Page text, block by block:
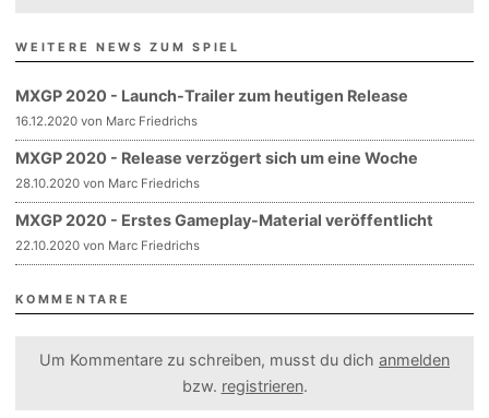
WEITERE NEWS ZUM SPIEL
MXGP 2020 - Launch-Trailer zum heutigen Release
16.12.2020 von Marc Friedrichs
MXGP 2020 - Release verzögert sich um eine Woche
28.10.2020 von Marc Friedrichs
MXGP 2020 - Erstes Gameplay-Material veröffentlicht
22.10.2020 von Marc Friedrichs
KOMMENTARE
Um Kommentare zu schreiben, musst du dich anmelden
bzw. registrieren.